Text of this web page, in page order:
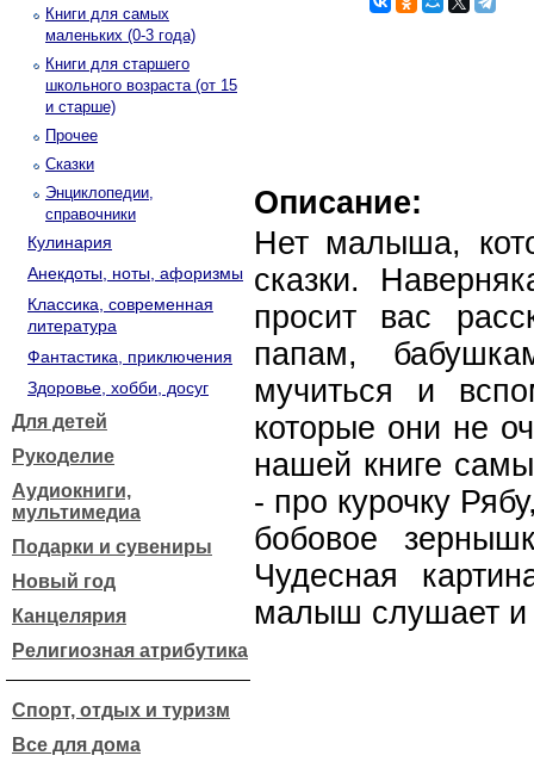
Книги для самых
маленьких (0-3 года)
Книги для старшего
школьного возраста (от 15
и старше)
Прочее
Сказки
Энциклопедии,
справочники
Кулинария
Анекдоты, ноты, афоризмы
Классика, современная
литература
Фантастика, приключения
Здоровье, хобби, досуг
Для детей
Рукоделие
Аудиокниги,
мультимедиа
Подарки и сувениры
Новый год
Канцелярия
Религиозная атрибутика
Спорт, отдых и туризм
Все для дома
Описание:
Нет малыша,
сказки.
просит вас
папам,
мучиться и
которые они не
нашей книге
- про курочку
бобовое
Чудесная
малыш слушает и